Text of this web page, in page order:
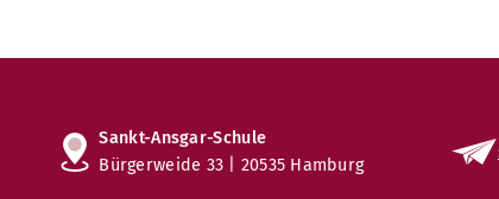
Sankt-Ansgar-Schule
Bürgerweide 33 | 20535 Hamburg